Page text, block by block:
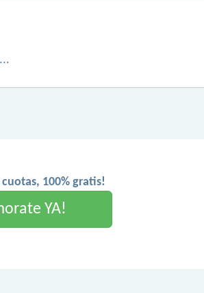
100% gratis!
YA!